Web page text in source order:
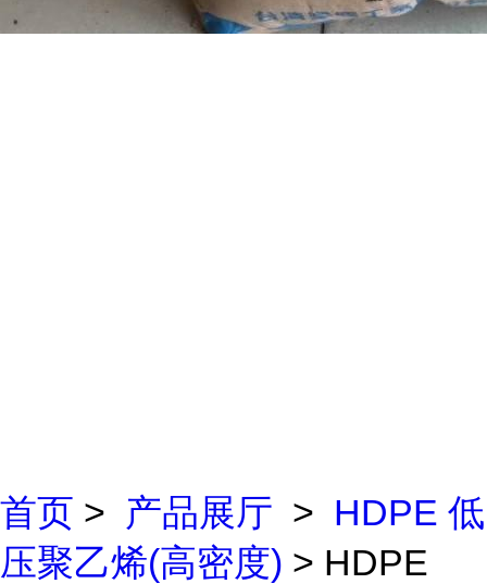
首页 > 产品展厅 > HDPE 低
压聚乙烯(高密度) > HDPE